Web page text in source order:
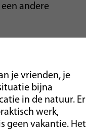
andere
je vrienden, je
bijna
in de natuur. Er
werk,
geen vakantie. Het